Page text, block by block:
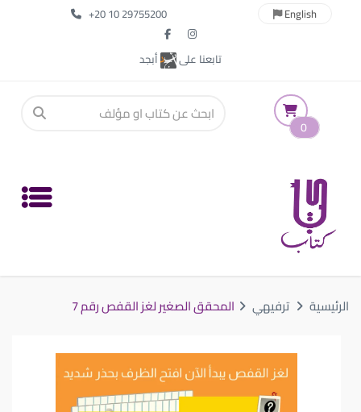
+20 10 29755200
تابعنا على أبجد
English
0
الرئيسية ترفيهي المحقق الصغير لغز القفص رقم 7